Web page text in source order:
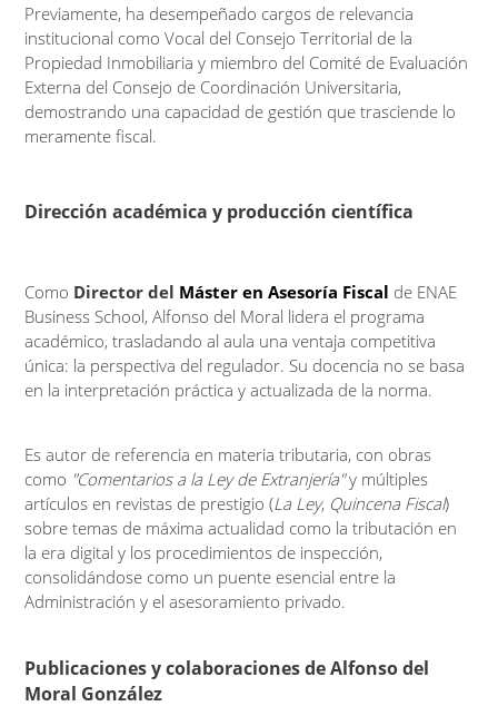
Previamente, ha desempeñado cargos de relevancia
institucional como Vocal del Consejo Territorial de la
Propiedad Inmobiliaria y miembro del Comité de Evaluación
Externa del Consejo de Coordinación Universitaria,
demostrando una capacidad de gestión que trasciende lo
meramente fiscal.
Dirección académica y producción científica
Como Director del Máster en Asesoría Fiscal de ENAE
Business School, Alfonso del Moral lidera el programa
académico, trasladando al aula una ventaja competitiva
única: la perspectiva del regulador. Su docencia no se basa
en la interpretación práctica y actualizada de la norma.
Es autor de referencia en materia tributaria, con obras
como "Comentarios a la Ley de Extranjería"y múltiples
artículos en revistas de prestigio (La Ley, Quincena Fiscal)
sobre temas de máxima actualidad como la tributación en
la era digital y los procedimientos de inspección,
consolidándose como un puente esencial entre la
Administración y el asesoramiento privado.
Publicaciones y colaboraciones de Alfonso del
Moral González